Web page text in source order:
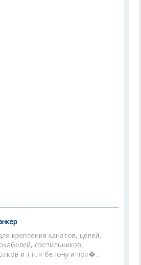
крепления канатов, цепей,
светильников,
и т.п. к бетону и пол�...